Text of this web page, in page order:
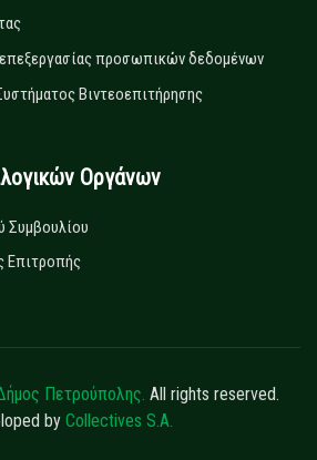
επεξεργασίας προσωπικών δεδομένων
Βιντεοεπιτήρησης
Οργάνων
Συμβουλίου
Επιτροπής
Πετρούπολης. All rights reserved.
by Collectives S.A.